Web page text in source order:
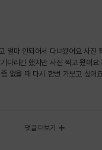
얼마 안되어서 다녀왔어요 사진
다리긴 했지만 사진 찍고 욌어요
없을 때 다시 한번 가보고 싶어
댓글 더보기